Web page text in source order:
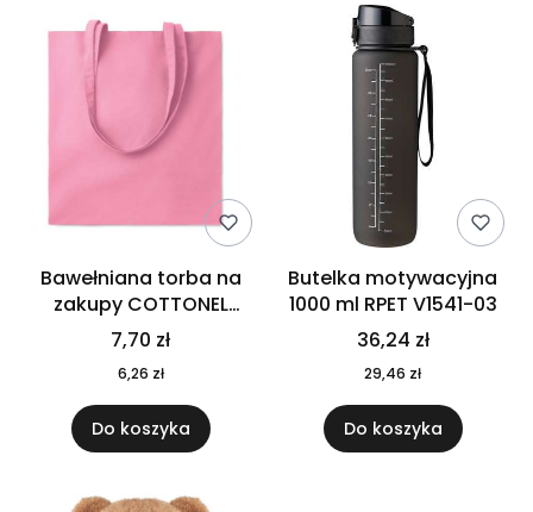
Bawełniana torba na
zakupy COTTONEL
COLOUR++ MO9846-11
7,70 zł
6,26 zł
Do koszyka
Butelka motywacyjna
1000 ml RPET V1541-03
36,24 zł
29,46 zł
Do koszyka